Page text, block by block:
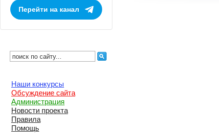
Перейти на канал
Наши конкурсы
Обсуждение сайта
Администрация
Новости проекта
Правила
Помощь